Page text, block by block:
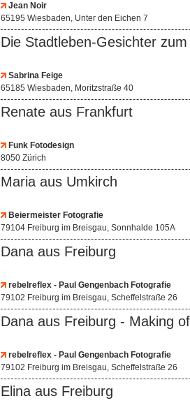
Jean Noir
65195 Wiesbaden, Unter den Eichen 7
Die Stadtleben-Gesichter zum
Sabrina Feige
65185 Wiesbaden, Moritzstraße 40
Renate aus Frankfurt
Funk Fotodesign
8050 Zürich
Maria aus Umkirch
Beiermeister Fotografie
79104 Freiburg im Breisgau, Sonnhalde 105A
Dana aus Freiburg
rebelreflex - Paul Gengenbach Fotografie
79102 Freiburg im Breisgau, Scheffelstraße 26
Dana aus Freiburg - Making of
rebelreflex - Paul Gengenbach Fotografie
79102 Freiburg im Breisgau, Scheffelstraße 26
Elina aus Freiburg